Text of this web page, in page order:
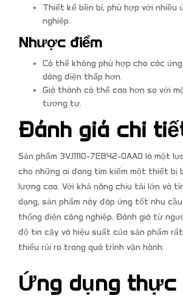
Thiết kế bền bỉ, phù hợp với nhiều
nghiệp.
Nhược điểm
Có thể không phù hợp cho các
dòng điện thấp hơn.
Giá thành có thể cao hơn so với
tương tự.
Đánh giá chi
Sản phẩm 3VJ1110-7EB42-0AA0 là một
cho những ai đang tìm kiếm một thiết bị
lượng cao. Với khả năng chịu tải lớn và
dạng, sản phẩm này đáp ứng tốt nhu
thống điện công nghiệp. Đánh giá từ
độ tin cậy và hiệu suất của sản phẩm rất
thiểu rủi ro trong quá trình vận hành.
Ứng dụng thực